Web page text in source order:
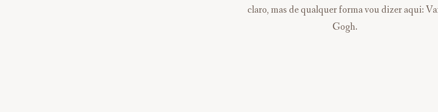
claro, mas de qualquer forma vou dizer aqui:
Gogh.